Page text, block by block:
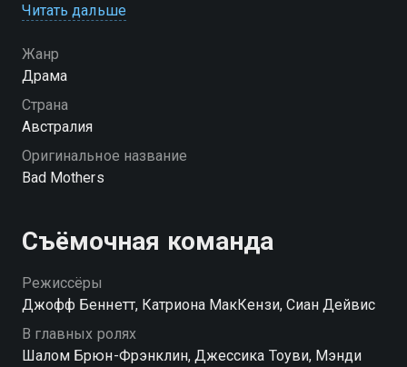
матерей вы можете совершенно бесплатно в
хорошем HD качестве на Смотрёшке
Читать дальше
Жанр
Драма
Страна
Австралия
Оригинальное название
Bad Mothers
Съёмочная команда
Режиссёры
Джофф Беннетт, Катриона МакКензи, Сиан Дейвис
В главных ролях
Шалом Брюн-Фрэнклин, Джессика Тоуви, Мэнди